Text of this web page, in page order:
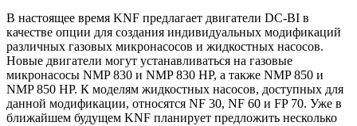
В настоящее время KNF предлагает двигатели DC-BI в
качестве опции для создания индивидуальных модификаций
различных газовых микронасосов и жидкостных насосов.
Новые двигатели могут устанавливаться на газовые
микронасосы NMP 830 и NMP 830 HP, а также NMP 850 и
NMP 850 HP. К моделям жидкостных насосов, доступных для
данной модификации, относятся NF 30, NF 60 и FP 70. Уже в
ближайшем будущем KNF планирует предложить несколько